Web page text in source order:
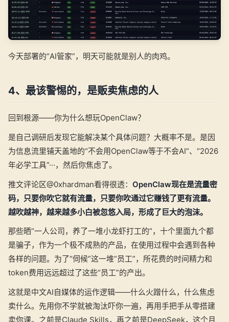
今天部署的“AI管家”，明天可能就是别人的肉鸡。
4、最该警惕的，是贩卖焦虑的人
回到根源——你为什么想玩OpenClaw？
是自己调研后发现它能解决某个具体问题？大概率不是。是因
为信息流里铺天盖地的“不会用OpenClaw等于不会AI”、“2026
年必学工具”···，然后你焦虑了。
推文评论区@0xhardman看得很透： OpenClaw现在是流量密
码，只要你吹它就有流量，只要你吹通过它赚钱了更有流量。
越吹越神，越来越多小白被忽悠入局，形成了巨大的泡沫。
那些晒“一人公司，养了一堆小龙虾打工的”，十个里面九个都
是骗子，作为一个极不成熟的产品，在使用过程中会遇到各种
各样的问题。为了“伺候”这一堆“员工”，所花费的时间精力和
token费用远远超过了这些“员工”的产出。
这就是中文AI自媒体的运作逻辑——什么火蹭什么，什么焦虑
卖什么。先用你不学就被淘汰吓你一遍，再用手把手从零搭建
卖你课。之前是Claude Skills，再之前是DeepSeek，这个月